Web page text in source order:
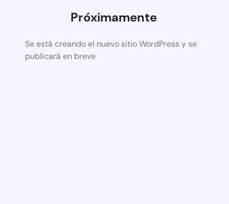
Próximamente
Se está creando el nuevo sitio WordPress y se
publicará en breve